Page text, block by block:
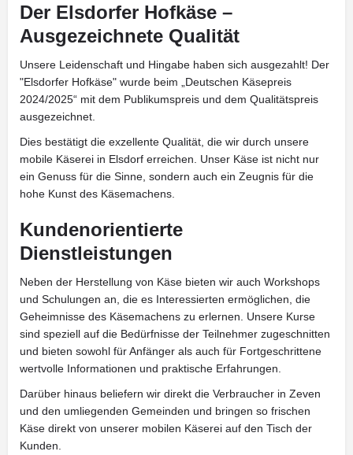
Der Elsdorfer Hofkäse –
Ausgezeichnete Qualität
Unsere Leidenschaft und Hingabe haben sich ausgezahlt! Der
"Elsdorfer Hofkäse" wurde beim „Deutschen Käsepreis
2024/2025“ mit dem Publikumspreis und dem Qualitätspreis
ausgezeichnet.
Dies bestätigt die exzellente Qualität, die wir durch unsere
mobile Käserei in Elsdorf erreichen. Unser Käse ist nicht nur
ein Genuss für die Sinne, sondern auch ein Zeugnis für die
hohe Kunst des Käsemachens.
Kundenorientierte
Dienstleistungen
Neben der Herstellung von Käse bieten wir auch Workshops
und Schulungen an, die es Interessierten ermöglichen, die
Geheimnisse des Käsemachens zu erlernen. Unsere Kurse
sind speziell auf die Bedürfnisse der Teilnehmer zugeschnitten
und bieten sowohl für Anfänger als auch für Fortgeschrittene
wertvolle Informationen und praktische Erfahrungen.
Darüber hinaus beliefern wir direkt die Verbraucher in Zeven
und den umliegenden Gemeinden und bringen so frischen
Käse direkt von unserer mobilen Käserei auf den Tisch der
Kunden.